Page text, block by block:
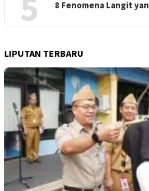
8 Fenomena Langit
LIPUTAN TERBARU